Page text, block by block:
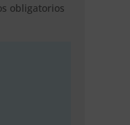
obligatorios